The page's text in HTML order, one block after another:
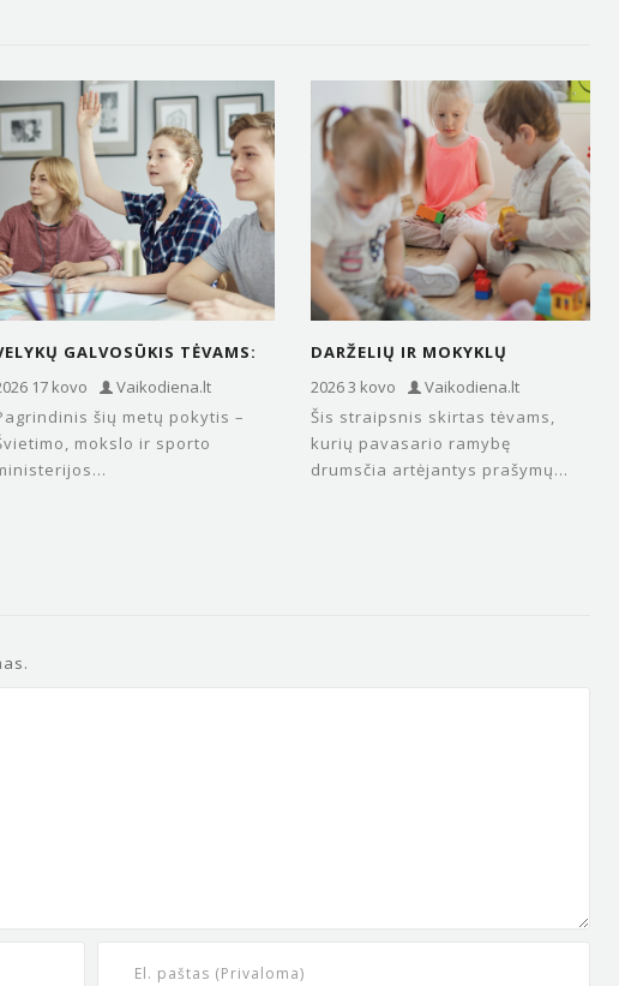
GALVOSŪKIS TĖVAMS:
KODĖL ŠIEMET BROLIAI IR
ATOSTOGAUS
17 kovo
Vaikodiena.lt
šių metų pokytis –
mokslo ir sporto
DARŽELIŲ IR MOKYKLŲ
PRAŠYMAI: REGISTRACIJOS
SISTEMOS, EILĖS IR BAIMĖ
„NEPATEKTI“.
2026 3 kovo
Vaikodiena.lt
Šis straipsnis skirtas tėvams,
kurių pavasario ramybę
drumsčia artėjantys prašymų...